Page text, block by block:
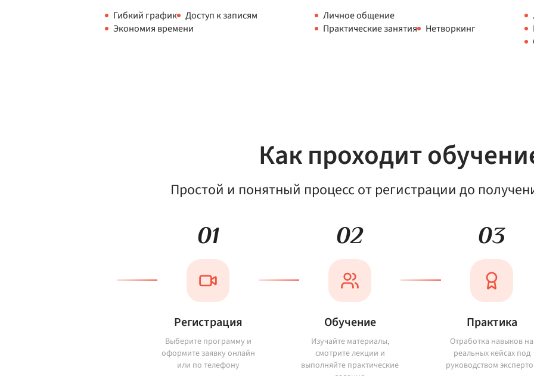
Гибкий график
Доступ к записям
Экономия времени
Личное общение
Практические занятия
Нетворкинг
Как проходит
Простой и понятный процесс от регистрации до
01
Регистрация
Выберите программу и
оформите заявку онлайн
или по телефону
02
Обучение
Изучайте материалы,
смотрите лекции и
выполняйте практические
03
Практика
Отработка навыков на
реальных кейсах под
руководством